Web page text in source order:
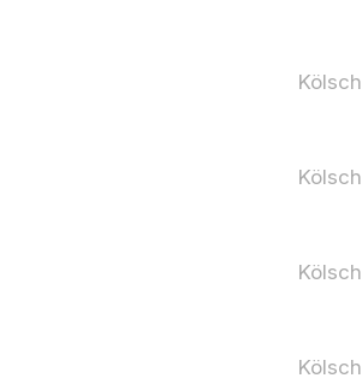
Kölsch
Kölsch
Kölsch
Kölsch